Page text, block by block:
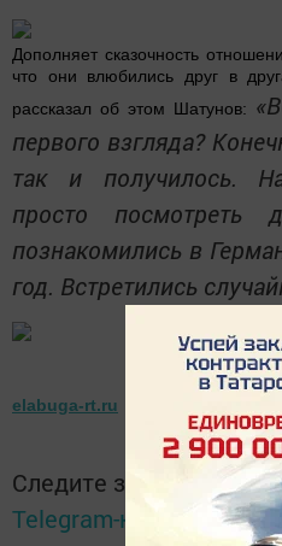
Дополняет сказочность
что они влюбились друг в
рассказал об этом Шатунов:
первого взгляда?
так и получилось.
просто
познакомились в
год. Встретились
elabuga-rt.ru
Следите за самым
Telegram-канале